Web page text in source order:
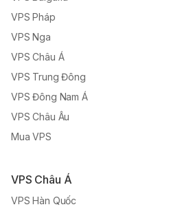
VPS Pháp
VPS Nga
VPS Châu Á
VPS Trung Đông
VPS Đông Nam Á
VPS Châu Âu
Mua VPS
VPS Châu Á
VPS Hàn Quốc